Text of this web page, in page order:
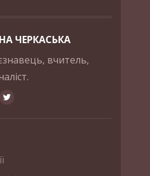
ЧЕРКАСЬКА
вчитель,